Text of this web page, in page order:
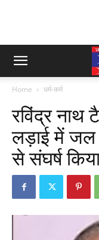
Home धर्म-कर्म
रविंद्र नाथ
लड़ाई में जल
से संघर्ष